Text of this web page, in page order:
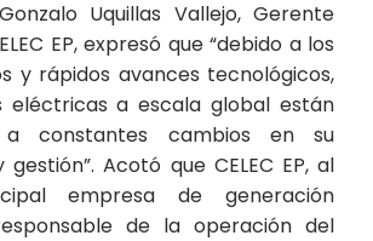
Uquillas Vallejo, Gerente
EP, expresó que “debido a los
y rápidos avances tecnológicos,
eléctricas a escala global están
a constantes cambios en su
Acotó que CELEC EP, al
empresa de generación
de la operación del